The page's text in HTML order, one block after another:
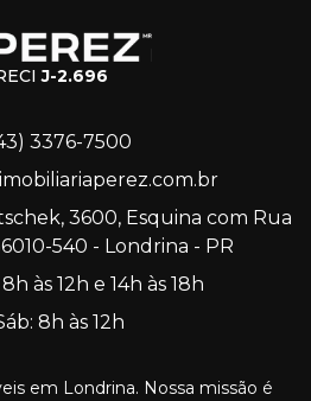
J-2.696
3376-7500
3600, Esquina com Rua
540 - Londrina - PR
às 12h e 14h às 18h
8h às 12h
em Londrina. Nossa missão é